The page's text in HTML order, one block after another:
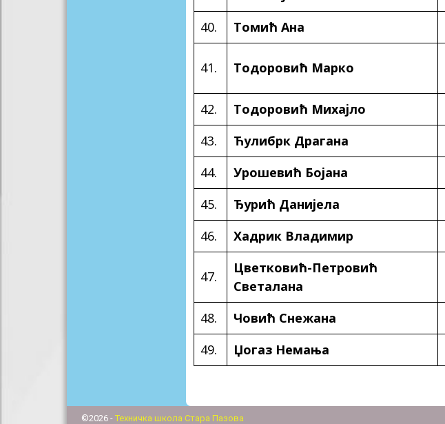
40.
Томић Ана
41. Тодоровић Марко
42.
Тодоровић Михајло
43.
Ћулибрк Драгана
44.
Урошевић Бојана
45.
Ђурић Данијела
46.
Хадрик Владимир
47.
Цветковић-Петровић
Светалана
48. Човић Снежана
49.
Џогаз Немања
©2026 - Техничка школа Стара Пазова